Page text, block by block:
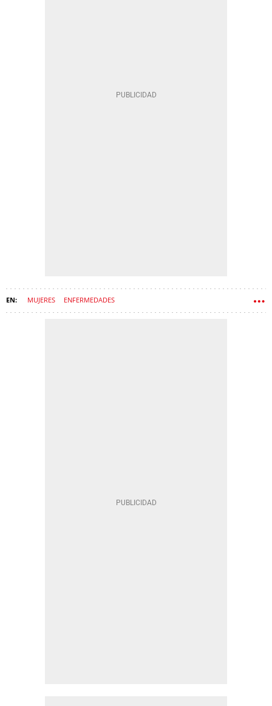
MUJERES ENFERMEDADES